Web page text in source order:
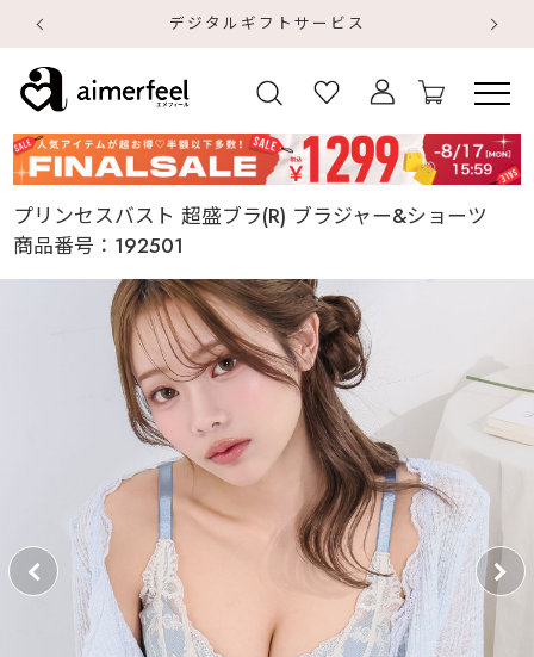
デジタルギフトサービス
プリンセスバスト 超盛ブラ(R) ブラジャー&ショーツ
商品番号： 192501